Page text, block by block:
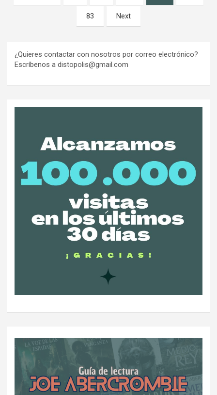
de
83 Next
¿Quieres contactar con nosotros por correo electrónico?
Escríbenos a distopolis@gmail.com